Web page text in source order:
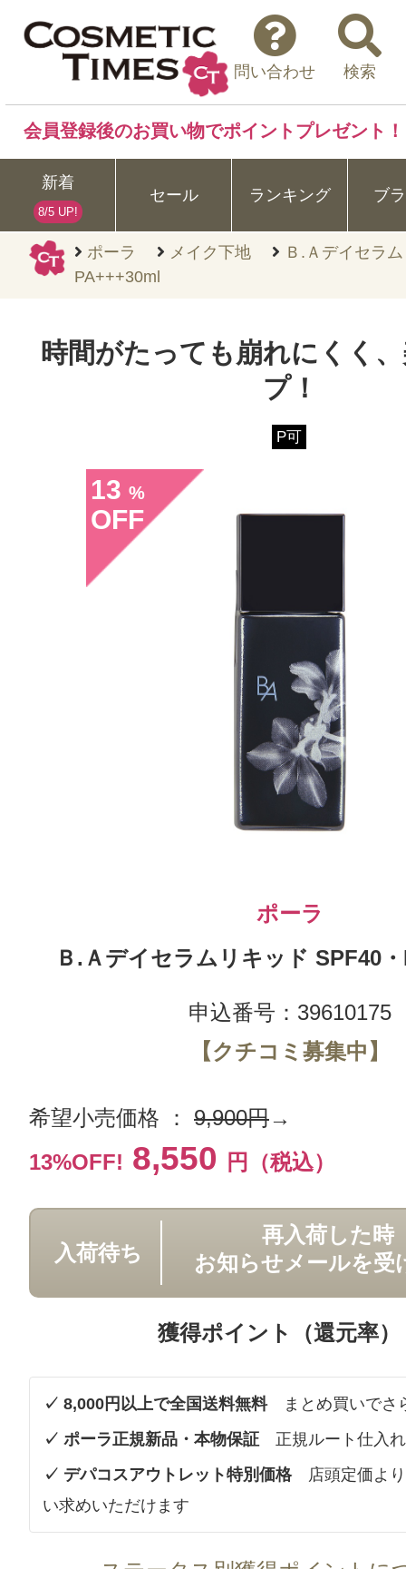
ポーラ メイク下地
Ｂ.Ａデイセラ
PA+++30ml
問い合わせ 検索
会員登録後のお買い物でポイントプレゼント！
新着
8/5 UP!
セール ランキング ブ
時間がたっても崩れにくく
プ！
P可
13 %
OFF
ポーラ
Ｂ.Ａデイセラムリキッド SPF40
申込番号：39610175
【クチコミ募集中】
希望小売価格 ： 9,900円→
13%OFF! 8,550 円（税込）
入荷待ち
再入荷した時
お知らせメールを受
獲得ポイント（還元率）
✓ 8,000円以上で全国送料無料まとめ買いでさ
✓ ポーラ正規新品・本物保証 正規ルート仕入
✓ デパコスアウトレット特別価格店頭定価より
い求めいただけます